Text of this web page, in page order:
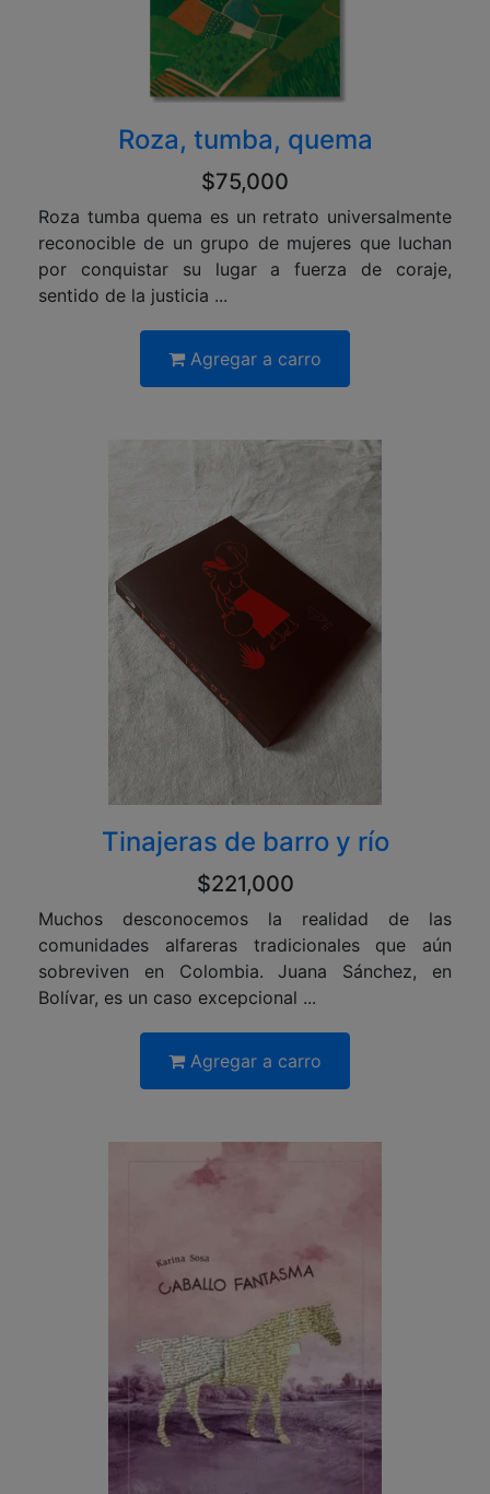
Roza, tumba, quema
$75,000
Roza tumba quema es un retrato universalmente
reconocible de un grupo de mujeres que luchan
por conquistar su lugar a fuerza de coraje,
sentido de la justicia ...
Agregar a carro
Tinajeras de barro y río
$221,000
Muchos desconocemos la realidad de las
comunidades alfareras tradicionales que aún
sobreviven en Colombia. Juana Sánchez, en
Bolívar, es un caso excepcional ...
Agregar a carro